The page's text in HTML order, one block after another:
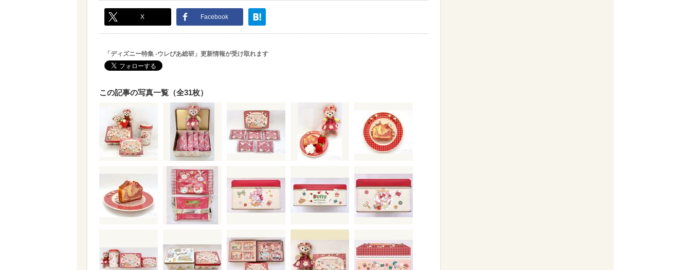
X Facebook
「ディズニー特集 -ウレぴあ総研」更新情報が受け取れます
この記事の写真一覧（全31枚）